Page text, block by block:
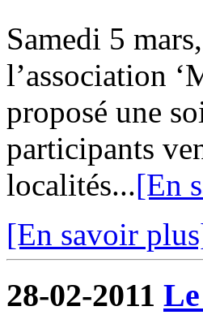
Samedi 5
l’association
proposé une
participants
localités...[En
[En savoir
28-02-2011